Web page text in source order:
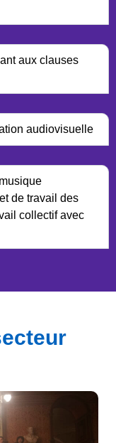
aux clauses
audiovisuelle
de travail des
collectif avec